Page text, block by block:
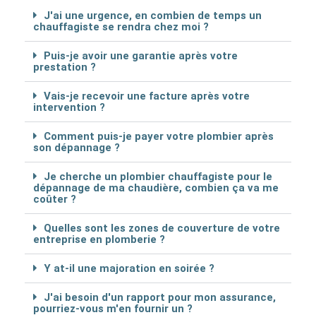
J'ai une urgence, en combien de temps un
chauffagiste se rendra chez moi ?
Puis-je avoir une garantie après votre
prestation ?
Vais-je recevoir une facture après votre
intervention ?
Comment puis-je payer votre plombier après
son dépannage ?
Je cherche un plombier chauffagiste pour le
dépannage de ma chaudière, combien ça va me
coûter ?
Quelles sont les zones de couverture de votre
entreprise en plomberie ?
Y at-il une majoration en soirée ?
J'ai besoin d'un rapport pour mon assurance,
pourriez-vous m'en fournir un ?